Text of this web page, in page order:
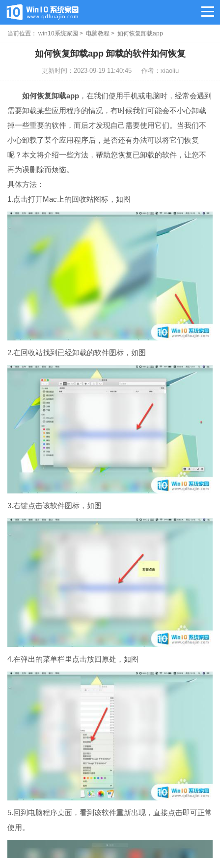
当前位置： win10系统家园 > 电脑教程 > 如何恢复卸载app
如何恢复卸载app 卸载的软件如何恢复
更新时间：2023-09-19 11:40:45 作者：xiaoliu
如何恢复卸载app ，在我们使用手机或电脑时，经常会遇到
需要卸载某些应用程序的情况，有时候我们可能会不小心卸载
掉一些重要的软件，而后才发现自己需要使用它们。当我们不
小心卸载了某个应用程序后，是否还有办法可以将它们恢复
呢？本文将介绍一些方法，帮助您恢复已卸载的软件，让您不
再为误删除而烦恼。
具体方法：
1.点击打开Mac上的回收站图标，如图
2.在回收站找到已经卸载的软件图标，如图
3.右键点击该软件图标，如图
4.在弹出的菜单栏里点击放回原处，如图
5.回到电脑程序桌面，看到该软件重新出现，直接点击即可正常
使用。